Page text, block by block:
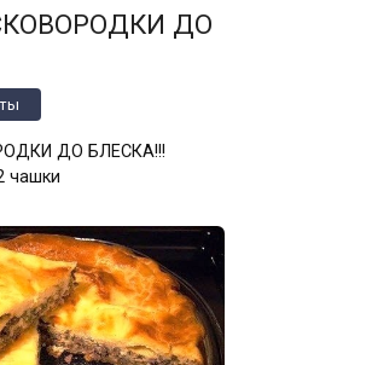
ДО
ДО БЛЕСКА!!!
чашки